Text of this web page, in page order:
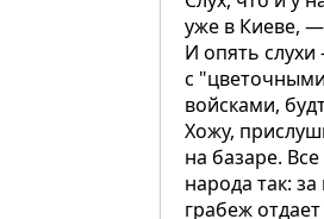
уже в Киеве,
И опять
с
войсками,
Хожу,
на базаре.
народа так:
грабеж